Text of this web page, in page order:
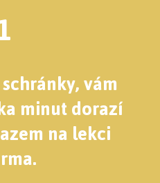
vám
minut dorazí
na lekci